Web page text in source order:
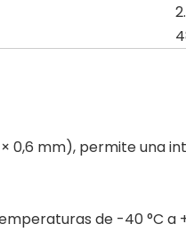
0,6 mm), permite
de -40 °C a